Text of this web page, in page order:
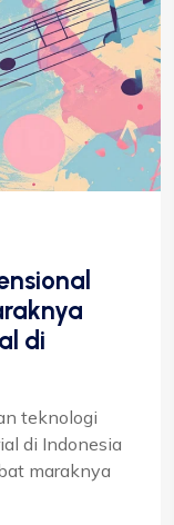
di
teknologi
di Indonesia
maraknya